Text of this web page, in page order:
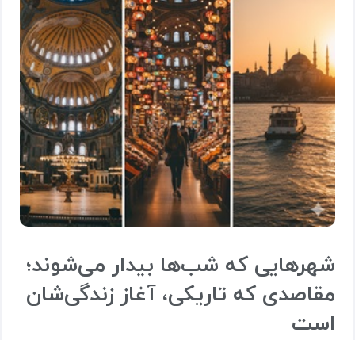
شهرهایی که شب‌ها بیدار می‌شوند؛
مقاصدی که تاریکی، آغاز زندگی‌شان
است